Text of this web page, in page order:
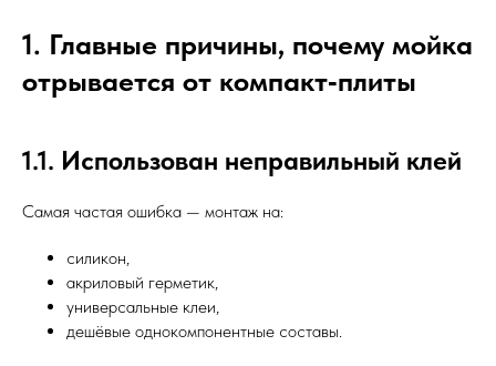
1. Главные причины, почему мойка
отрывается от компакт‑плиты
1.1. Использован неправильный клей
Самая частая ошибка — монтаж на:
силикон,
акриловый герметик,
универсальные клеи,
дешёвые однокомпонентные составы.